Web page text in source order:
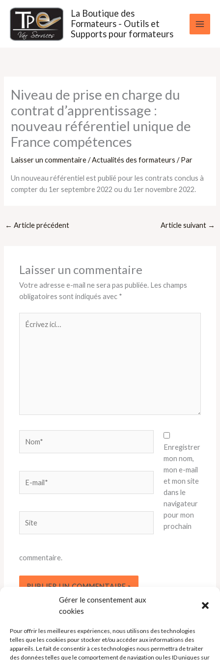
Gérer le consentement aux
cookies
Pour offrir les meilleures expériences, nous utilisons des technologies
telles que les cookies pour stocker et/ou accéder aux informations des
appareils. Le fait de consentir à ces technologies nous permettra de traiter
des données telles que le comportement de navigation ou les ID uniques sur
contenu
La Boutique des
Formateurs - Outils et
Supports pour formateurs
Niveau de prise en charge du
contrat d’apprentissage :
nouveau référentiel unique de
France compétences
Laisser un commentaire /Actualités des formateurs / Par
Un nouveau référentiel est publié pour les contrats conclus à
compter du 1er septembre 2022 ou du 1er novembre 2022.
← Article précédent Article suivant →
Laisser un commentaire
Votre adresse e-mail ne sera pas publiée. Les champs
obligatoires sont indiqués avec *
ici…
mail*
Enregistrer
mon nom,
mon e-mail
et mon site
dans le
navigateur
pour mon
prochain
commentaire.